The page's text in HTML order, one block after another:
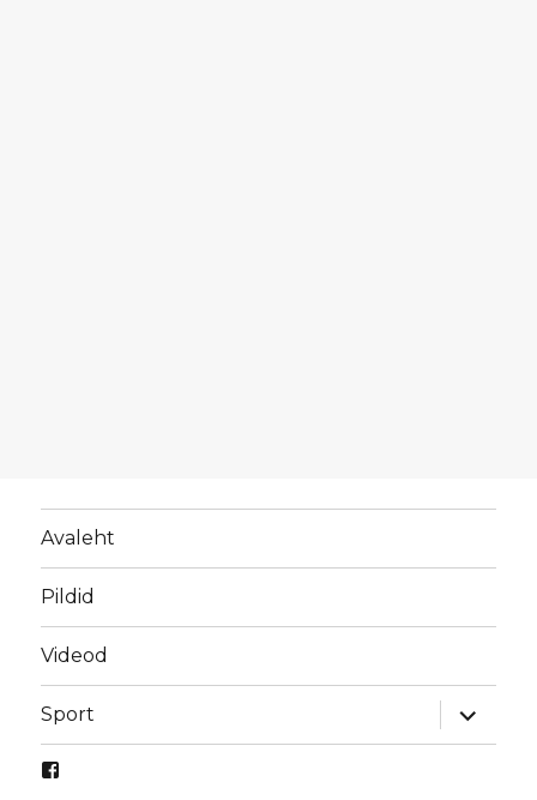
Avaleht
Pildid
Videod
Sport
laienda